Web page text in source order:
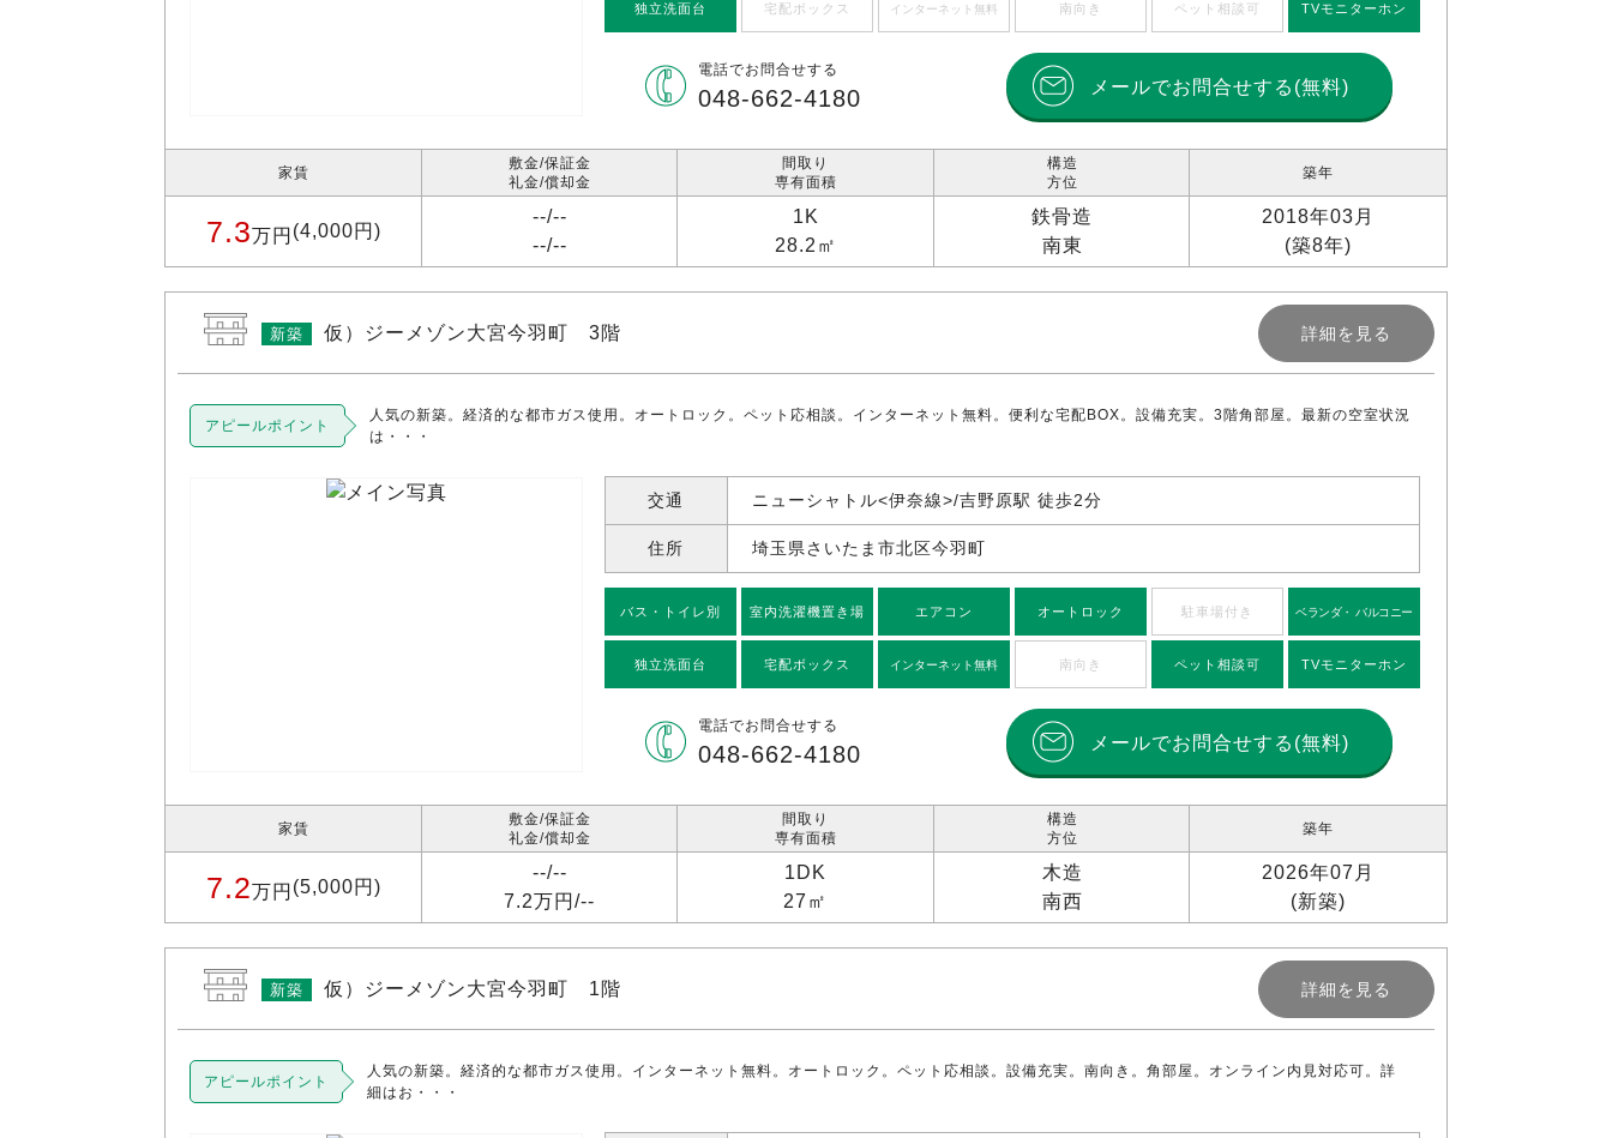
独立洗面台 宅配ボックス インターネット無料 南向き ペット相談可 TVモニターホン
電話でお問合せする
048-662-4180 メールでお問合せする(無料)
家賃
7.3万円 (4,000円)
敷金/保証金
礼金/償却金
--/--
--/--
間取り
専有面積
1K
28.2㎡
構造
方位
鉄骨造
南東
築年
2018年03月
(築8年)
新築 仮）ジーメゾン大宮今羽町 3階 詳細を見る
アピールポイント
人気の新築。経済的な都市ガス使用。オートロック。ペット応相談。インターネット無料。便利な宅配BOX。設備充実。3階角部屋。最新の空室状況
は・・・
交通 ニューシャトル<伊奈線>/吉野原駅 徒歩2分
住所 埼玉県さいたま市北区今羽町
バス・トイレ別 室内洗濯機置き場 エアコン オートロック 駐車場付き ベランダ・ バルコニー
独立洗面台 宅配ボックス インターネット無料 南向き ペット相談可 TVモニターホン
電話でお問合せする
048-662-4180 メールでお問合せする(無料)
家賃
7.2万円 (5,000円)
敷金/保証金
礼金/償却金
--/--
7.2万円/--
間取り
専有面積
1DK
27㎡
構造
方位
木造
南西
築年
2026年07月
(新築)
新築 仮）ジーメゾン大宮今羽町 1階 詳細を見る
アピールポイント
人気の新築。経済的な都市ガス使用。インターネット無料。オートロック。ペット応相談。設備充実。南向き。角部屋。オンライン内見対応可。詳
細はお・・・